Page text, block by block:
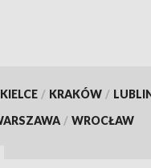
KIELCE / KRAKÓW /
/ WROCŁAW